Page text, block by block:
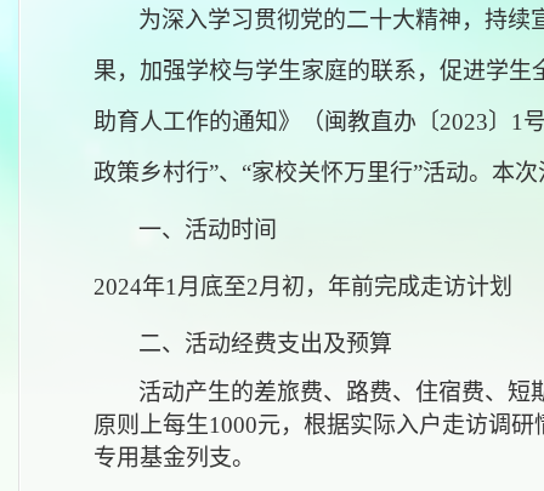
为深入学习贯彻党的二十大精神， 持续
果，加强学校与学生家庭的联系，促进学生
助育人工作的通知》 （闽教直办〔2023〕1
政策乡村行”、“家校关怀万里行”活动。 本
一、活动时间
2024年1月底至2月初，年前完成走访计划
二、 活动经费支出及预算
活动产生的差旅费、路费、住宿费、短
原则上每生1000元，根据实际入户走访调
专用基金列支。